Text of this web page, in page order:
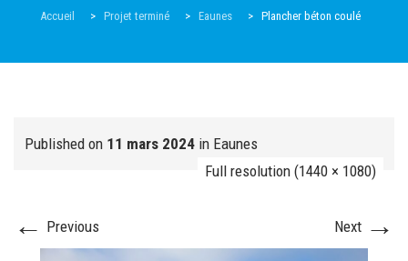
Accueil
Accueil > Projet terminé > Eaunes > Plancher béton coulé
Published on 11 mars 2024 in Eaunes
Full resolution (1440 × 1080)
← Previous Next →